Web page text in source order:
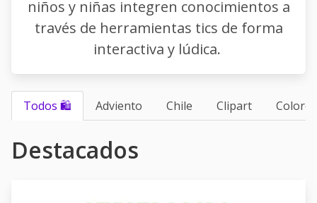
niños y niñas integren conocimientos a
través de herramientas tics de forma
interactiva y lúdica.
Todos 🛍 Adviento Chile Clipart
Destacados